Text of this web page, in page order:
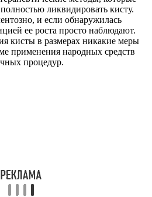
ликвидировать кисту.
и если обнаружилась
ее роста просто наблюдают.
кисты в размерах никакие меры
применения народных средств
процедур.